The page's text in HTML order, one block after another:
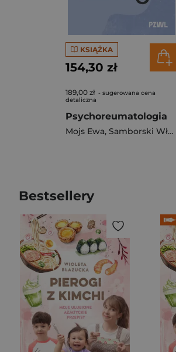
KSIĄŻKA
154,30 zł
189,00 zł - sugerowana cena
detaliczna
Psychoreumatologia
Mojs Ewa, Samborski Włodzimierz
Bestsellery